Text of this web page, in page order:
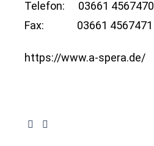
Telefon:
03661 4567470
Fax:
03661 4567471
https://www.a-spera.de/